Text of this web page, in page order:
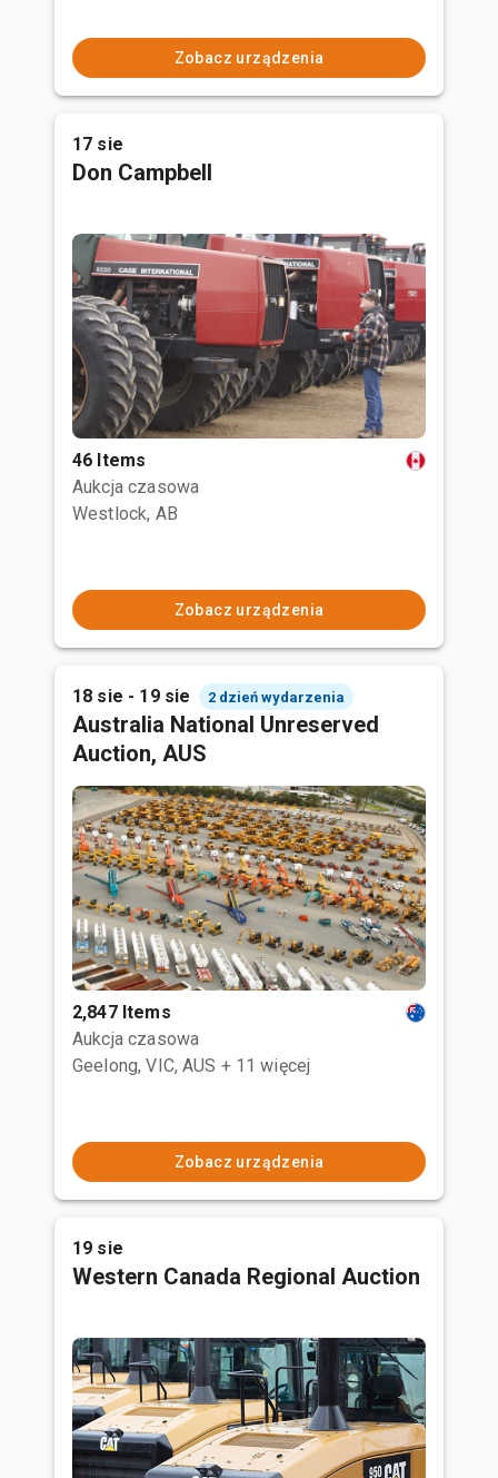
Zobacz urządzenia
17 sie
Don Campbell
46 Items
Aukcja czasowa
Westlock, AB
Zobacz urządzenia
18 sie - 19 sie 2 dzień wydarzenia
Australia National Unreserved
Auction, AUS
2,847 Items
Aukcja czasowa
Geelong, VIC, AUS + 11 więcej
Zobacz urządzenia
19 sie
Western Canada Regional Auction